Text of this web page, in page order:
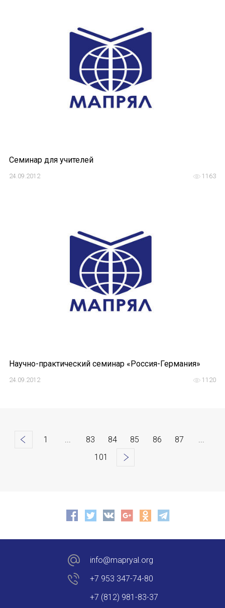
Семинар для учителей
1163
24.09.2012
Научно-практический семинар «Россия-Германия»
1120
24.09.2012
< 1 ... 83 84 85 86 87
...
101
>
info@mapryal.org
+7 953 347-74-80
+7 (812) 981-83-37